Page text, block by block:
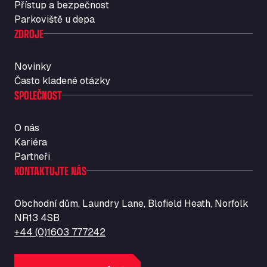
Str. Vigentina, 205 km 5+380, 27010
Autotransit Amann
Auf dem Dreisch 8, 34346
Vasilikos Intersection E90, 46 100
AW Jenkinson Runcorn Truck Parking
Ashville Way, WA7 3EZ
M6 J40, Penrith Industrial Estate, CA11 9EH
Backline Logistics Limited
Hill Barton Business park, EX5 1DR
Ballestas Flores
Ballinluig Services
Ballinluig, PH9 0LG
Bapaume Truck House A1
ZI de la Vallée du Bois EST, 62450
Přístup a bezpečnost
Parkoviště u depa
ZDROJE
Novinky
Často kladené otázky
SPOLEČNOST
O nás
Kariéra
Partneři
KONTAKTUJTE NÁS
Obchodní dům, Laundry Lane, Blofield Heath, Norfolk
NR13 4SB
+44 (0)1603 777242